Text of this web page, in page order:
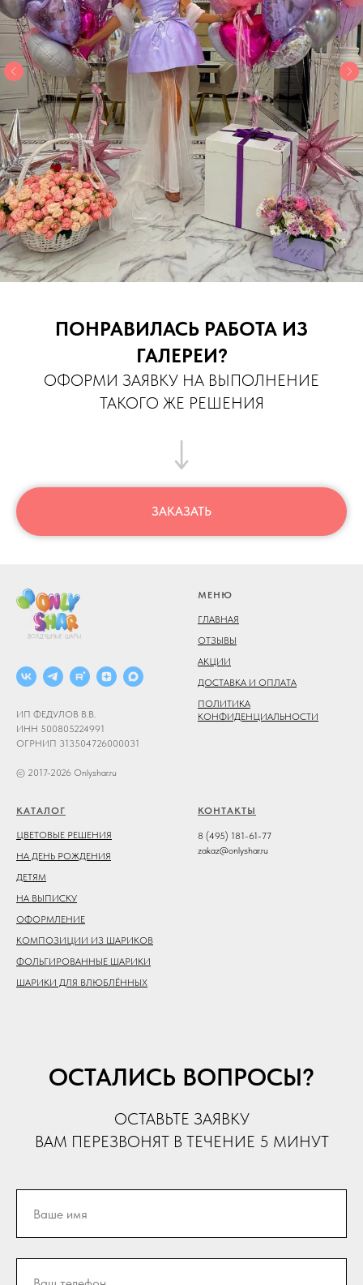
ПОНРАВИЛАСЬ РАБОТА ИЗ
ГАЛЕРЕИ?
ОФОРМИ ЗАЯВКУ НА ВЫПОЛНЕНИЕ
ТАКОГО ЖЕ РЕШЕНИЯ
ЗАКАЗАТЬ
ИП ФЕДУЛОВ В.В.
ИНН 500805224991
ОГРНИП 313504726000031
© 2017-2026 Onlyshar.ru
МЕНЮ
ГЛАВНАЯ
ОТЗЫВЫ
АКЦИИ
ДОСТАВКА И ОПЛАТА
ПОЛИТИКА
КОНФИДЕНЦИАЛЬНОСТИ
КАТАЛОГ
ЦВЕТОВЫЕ РЕШЕНИЯ
НА ДЕНЬ РОЖДЕНИЯ
ДЕТЯМ
НА ВЫПИСКУ
ОФОРМЛЕНИЕ
КОМПОЗИЦИИ ИЗ ШАРИКОВ
ФОЛЬГИРОВАННЫЕ ШАРИКИ
ШАРИКИ ДЛЯ ВЛЮБЛЁННЫХ
КОНТАКТЫ
8 (495) 181-61-77
zakaz@onlyshar.ru
ОСТАЛИСЬ ВОПРОСЫ?
ОСТАВЬТЕ ЗАЯВКУ
ВАМ ПЕРЕЗВОНЯТ В ТЕЧЕНИЕ 5 МИНУТ